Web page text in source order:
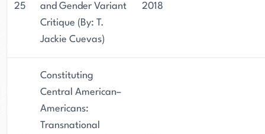
25
and Gender Variant
Critique (By: T.
Jackie Cuevas)
2018
Constituting
Central American–
Americans:
Transnational